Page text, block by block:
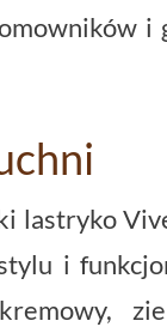
lastryko
i